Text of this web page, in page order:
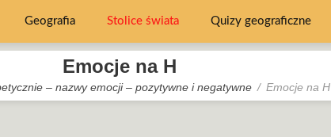
Geografia Stolice świata Quizy geograficzne
Emocje na H
– nazwy emocji – pozytywne i negatywne Emocje na H